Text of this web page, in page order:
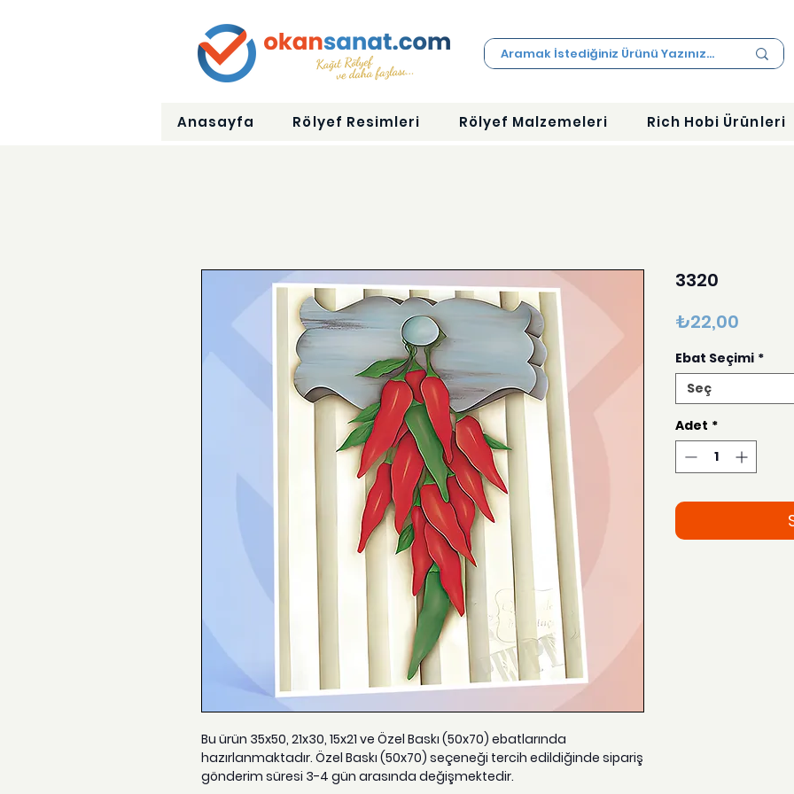
Anasayfa Rölyef Resimleri Rölyef Malzemeleri Rich Hobi Ürünleri
Bu ürün 35x50, 21x30, 15x21 ve Özel Baskı (50x70) ebatlarında
hazırlanmaktadır. Özel Baskı (50x70) seçeneği tercih edildiğinde sipariş
gönderim süresi 3-4 gün arasında değişmektedir.
3320
₺22,00
Ebat Seçimi *
Seç
Adet *